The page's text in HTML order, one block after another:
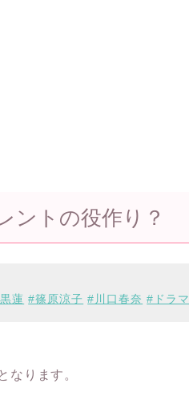
ントの役作り？
蓮 #篠原涼子 #川口春奈 #ドラマ
なります。